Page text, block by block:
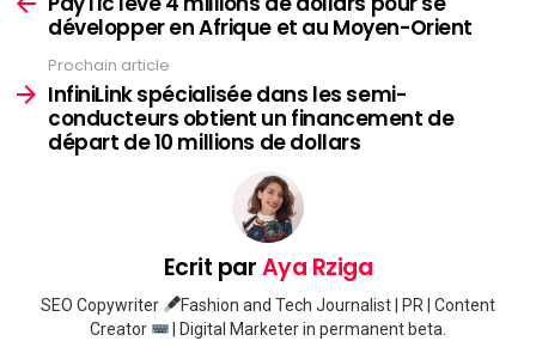
développer en Afrique et au Moyen-Orient
Prochain article
InfiniLink spécialisée dans les semi-
conducteurs obtient un financement de
départ de 10 millions de dollars
Ecrit parAya Rziga
SEO Copywriter
Fashion and Tech Journalist | PR | Content
Creator
| Digital Marketer in permanent beta.